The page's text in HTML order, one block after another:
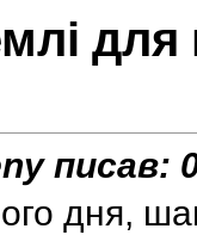
писав:
дня,